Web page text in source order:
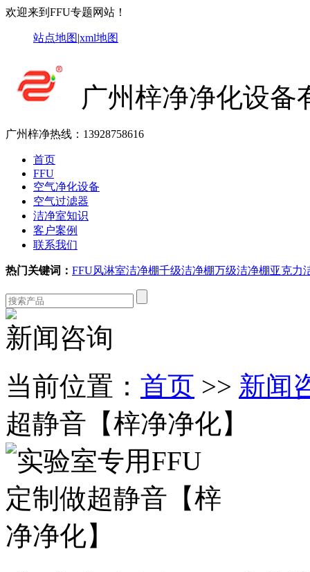
欢迎来到FFU专题网站！
站点地图|xml地图
广州梓净净化设备
广州梓净热线： 13928758616
首页
FFU
空气净化设备
空气过滤器
洁净室知识
客户案例
联系我们
热门关键词： FFU风淋室洁净棚千级洁净棚万级洁净棚亚克力
新闻咨询
当前位置： 首页 >> 新闻
超静音【梓净净化】